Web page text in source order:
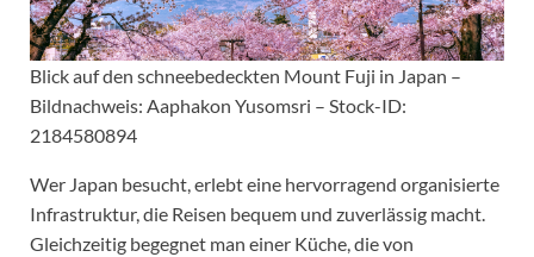
Blick auf den schneebedeckten Mount Fuji in Japan –
Bildnachweis: Aaphakon Yusomsri – Stock-ID:
2184580894
Wer Japan besucht, erlebt eine hervorragend organisierte
Infrastruktur, die Reisen bequem und zuverlässig macht.
Gleichzeitig begegnet man einer Küche, die von